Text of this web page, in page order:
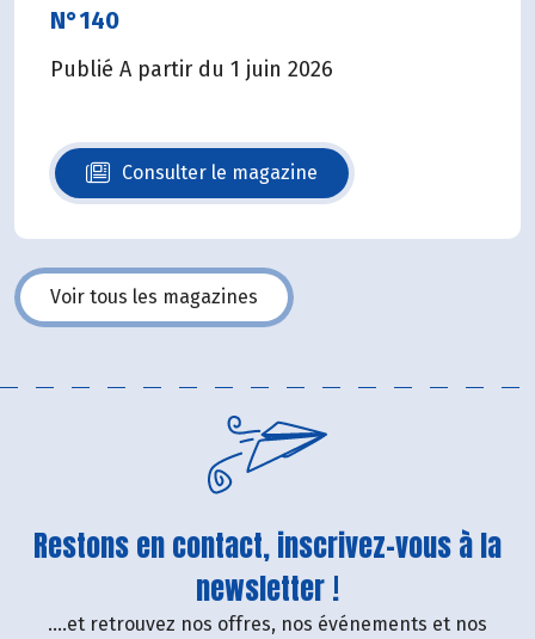
N°140
Publié A partir du 1 juin 2026
Consulter le magazine
N°140
Voir tous les magazines
Restons en contact, inscrivez-vous à la
newsletter !
....et retrouvez nos offres, nos événements et nos